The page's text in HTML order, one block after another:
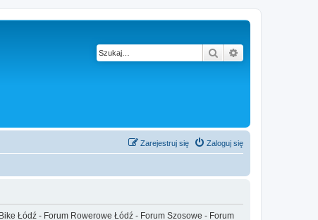
Szukaj
Zaloguj się
Zarejestruj się
Łódź - Forum Rowerowe Łódź - Forum Szosowe - Forum